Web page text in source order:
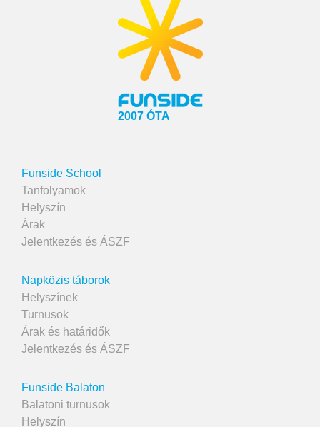
2007 ÓTA
Funside School
Tanfolyamok
Helyszín
Árak
Jelentkezés és ÁSZF
Napközis táborok
Helyszínek
Turnusok
Árak és határidők
Jelentkezés és ÁSZF
Funside Balaton
Balatoni turnusok
Helyszín